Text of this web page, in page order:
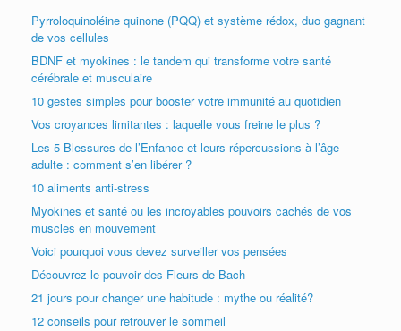
Pyrroloquinoléine quinone (PQQ) et système rédox, duo gagnant
de vos cellules
BDNF et myokines : le tandem qui transforme votre santé
cérébrale et musculaire
10 gestes simples pour booster votre immunité au quotidien
Vos croyances limitantes : laquelle vous freine le plus ?
Les 5 Blessures de l’Enfance et leurs répercussions à l’âge
adulte : comment s’en libérer ?
10 aliments anti-stress
Myokines et santé ou les incroyables pouvoirs cachés de vos
muscles en mouvement
Voici pourquoi vous devez surveiller vos pensées
Découvrez le pouvoir des Fleurs de Bach
21 jours pour changer une habitude : mythe ou réalité?
12 conseils pour retrouver le sommeil